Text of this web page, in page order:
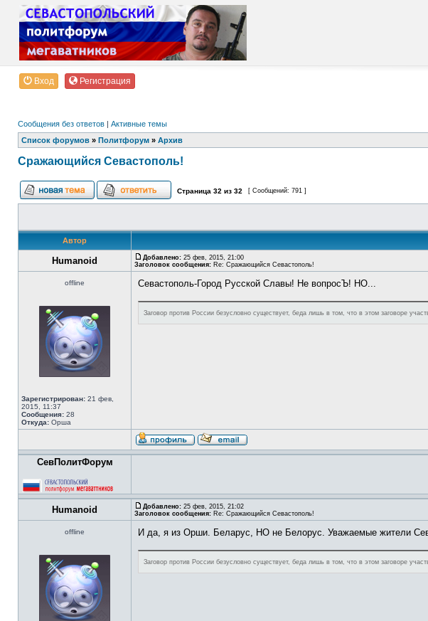
Вход Регистрация
Сообщения без ответов | Активные темы
Список форумов » Политфорум » Архив
Сражающийся Севастополь!
Страница 32 из 32 [ Сообщений: 791 ]
Автор
Humanoid Добавлено: 25 фев, 2015, 21:00
Заголовок сообщения: Re: Сражающийся Севастополь!
offline
Зарегистрирован: 21 фев,
2015, 11:37
Сообщения: 28
Откуда: Орша
Севастополь-Город Русской Славы! Не вопросЪ! НО...
Заговор против России безусловно существует, беда лишь в том, что в этом заговоре
СевПолитФорум
Humanoid Добавлено: 25 фев, 2015, 21:02
Заголовок сообщения: Re: Сражающийся Севастополь!
offline И да, я из Орши. Беларус, НО не Белорус. Уважаемые жители
Заговор против России безусловно существует, беда лишь в том, что в этом заговоре